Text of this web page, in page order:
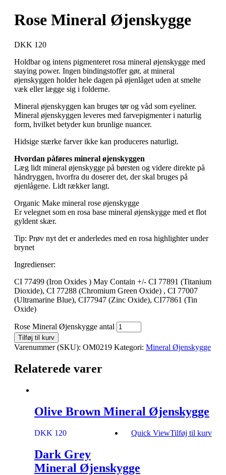
Rose Mineral Øjenskygge
DKK 120
Holdbar og intens pigmenteret rosa mineral øjenskygge med
staying power. Ingen bindingstoffer gør, at mineral
øjenskyggen holder hele dagen på øjenlåget uden at smelte
væk eller lægge sig i folderne.
Mineral øjenskyggen kan bruges tør og våd som eyeliner.
Mineral øjenskyggen leveres med farvepigmenter i naturlig
form, hvilket betyder kun brunlige nuancer.
Hidsige stærke farver ikke kan produceres naturligt.
Hvordan påføres mineral øjenskyggen
Læg lidt mineral øjenskygge på børsten og videre direkte på
håndryggen, hvorfra du doserer det, der skal bruges på
øjenlågene. Lidt rækker langt.
Organic Make mineral rose øjenskygge
Er velegnet som en rosa base mineral øjenskygge med et flot
gyldent skær.
Tip: Prøv nyt det er anderledes med en rosa highlighter under
brynet
Ingredienser:
CI 77499 (Iron Oxides ) May Contain +/- CI 77891 (Titanium
Dioxide), CI 77288 (Chromium Green Oxide) , CI 77007
(Ultramarine Blue), CI77947 (Zinc Oxide), CI77861 (Tin
Oxide)
Rose Mineral Øjenskygge antal
Tilføj til kurv
Varenummer (SKU): OM0219 Kategori: Mineral Øjenskygge
Relaterede varer
Olive Brown Mineral Øjenskygge
DKK 120 Tilføj til kurv
Quick View
Dark Grey
Mineral Øjenskygge